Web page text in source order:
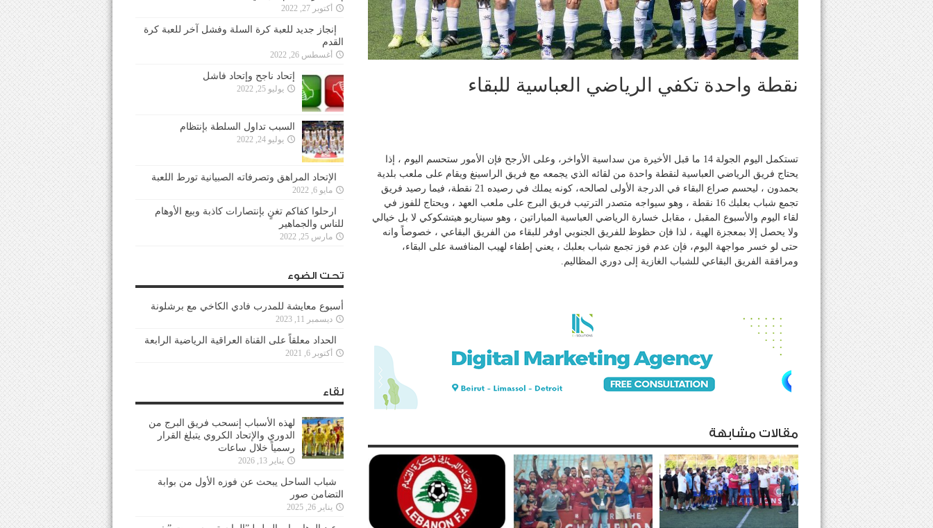
نقطة واحدة تكفي الرياضي العباسية للبقاء
تستكمل اليوم الجولة 14 ما قبل الأخيرة من سداسية الأواخر، وعلى الأرجح فإن الأمور ستحسم اليوم ، إذا
يحتاج فريق الرياضي العباسية لنقطة واحدة من لقائه الذي يجمعه مع فريق الراسينغ ويقام على ملعب بلدية
بحمدون ، ليحسم صراع البقاء في الدرجة الأولى لصالحه، كونه يملك في رصيده 21 نقطة، فيما رصيد فريق
تجمع شباب بعلبك 16 نقطة ، وهو سيواجه متصدر الترتيب فريق البرج على ملعب العهد ، ويحتاج للفوز في
لقاء اليوم والأسبوع المقبل ، مقابل خسارة الرياضي العباسية المباراتين ، وهو سيناريو هيتشكوكي لا بل خيالي
ولا يحصل إلا بمعجزة الهية ، لذا فإن حظوظ للفريق الجنوبي اوفر للبقاء من الفريق البقاعي ، خصوصاً وانه
حتى لو خسر مواجهة اليوم، فإن عدم فوز تجمع شباب بعلبك ، يعني إطفاء لهيب المنافسة على البقاء،
ومرافقة الفريق البقاعي للشباب الغازية إلى دوري المظاليم.
مقالات مشابهة
أكتوبر 27, 2022
إنجاز جديد للعبة كرة السلة وفشل آخر للعبة كرة
القدم
أغسطس 26, 2022
إتحاد ناجح وإتحاد فاشل
يوليو 25, 2022
السبب تداول السلطة بإنتظام
يوليو 24, 2022
الإتحاد المراهق وتصرفاته الصبيانية تورط اللعبة
مايو 6, 2022
ارحلوا كفاكم تغنٍ بإنتصارات كاذبة وبيع الأوهام
للناس والجماهير
مارس 25, 2022
تحت الضوء
أسبوع معايشة للمدرب فادي الكاخي مع برشلونة
ديسمبر 11, 2023
الحداد معلقاً على القناة العراقية الرياضية الرابعة
أكتوبر 6, 2021
لقاء
لهذه الأسباب إنسحب فريق البرج من
الدوري والإتحاد الكروي يتبلغ القرار
رسمياً خلال ساعات
يناير 13, 2026
شباب الساحل يبحث عن فوزه الأول من بوابة
التضامن صور
يناير 26, 2025